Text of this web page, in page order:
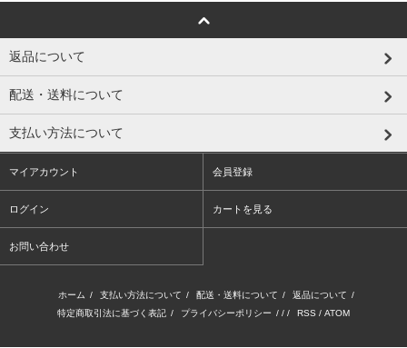
返品について
配送・送料について
支払い方法について
マイアカウント 会員登録
ログイン カートを見る
お問い合わせ
ホーム / 支払い方法について / 配送・送料について / 返品について /
特定商取引法に基づく表記 / プライバシーポリシー / / / RSS / ATOM